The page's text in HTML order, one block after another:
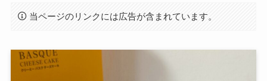
当ページのリンクには広告が含まれています。